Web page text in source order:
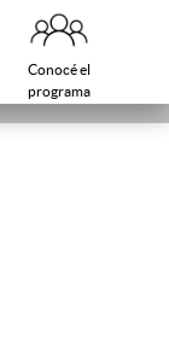
Conocé el
programa